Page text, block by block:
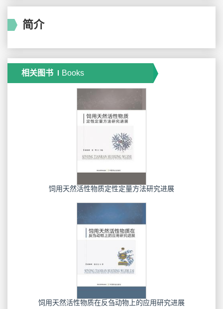
简介
相关图书 Books
饲用天然活性物质定性定量方法研究进展
饲用天然活性物质在反刍动物上的应用研究进展